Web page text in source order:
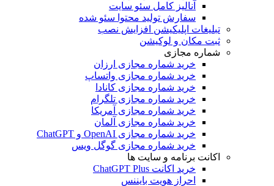
آنالیز کامل سئو سایت
سفارش تولید محتوا سئو شده
تبلیغات اپلیکیشن افزایش نصب
ثبت مکان و لوکیشن
شماره مجازی
خرید شماره مجازی ارزان
خرید شماره مجازی واتساپ
خرید شماره مجازی کانادا
خرید شماره مجازی تلگرام
خرید شماره مجازی آمریکا
خرید شماره مجازی آلمان
خرید شماره مجازی OpenAI و ChatGPT
خرید شماره مجازی گوگل ویس
اکانت برنامه و سایت ها
خرید اکانت ChatGPT Plus
احراز هویت بایننس